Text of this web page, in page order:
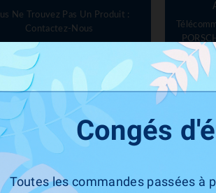
Ne Trouvez Pas Un Produit :
Contactez-Nous
Congés
Toutes les commandes passées à